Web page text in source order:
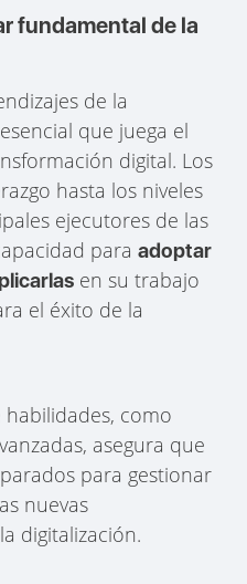
fundamental de la
de la
que juega el
digital. Los
hasta los niveles
ejecutores de las
paraadoptar
en su trabajo
el éxito de la
como
asegura que
para gestionar
nuevas
digitalización.